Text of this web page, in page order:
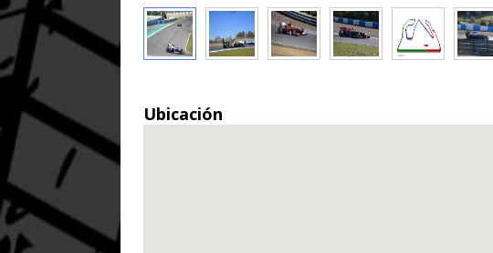
Ubicación